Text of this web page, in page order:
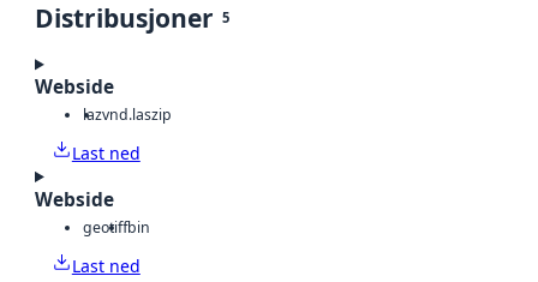
Distribusjoner 5
Webside
lazvnd.laszip
Last ned
Webside
geotiffbin
Last ned